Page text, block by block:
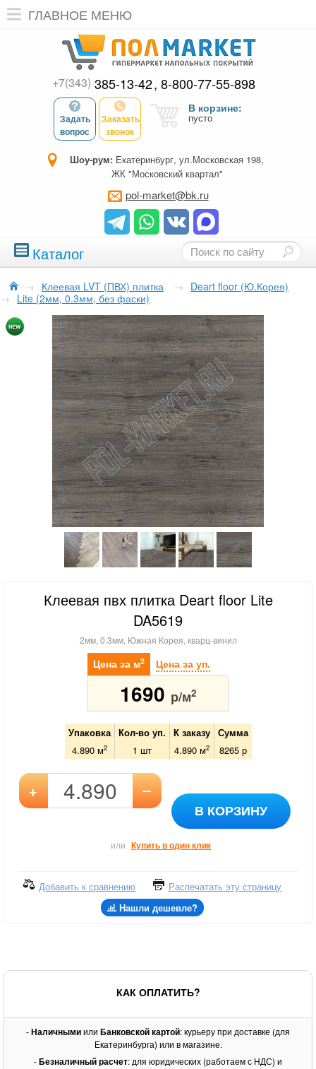
ГЛАВНОЕ МЕНЮ
+7(343) 385-13-42 8-800-77-55-898
Задать
вопрос
Заказать
звонок
В корзине:
пусто
Шоу-рум: Екатеринбург, ул.Московская 198,
ЖК "Московский квартал"
pol-market@bk.ru
Каталог
→ Клеевая LVT (ПВХ) плитка → Deart floor (Ю.Корея)
→ Lite (2мм, 0.3мм, без фаски)
Клеевая пвх плитка Deart floor Lite
DA5619
2мм, 0.3мм, Южная Корея, кварц-винил
Цена за м2 Цена за уп.
1690 р/м2
Упаковка Кол-во уп. К заказу
Сумма
4.890 м2 1 шт 4.890м2 8265р
+ –
В КОРЗИНУ
или Купить в один клик
Добавить к сравнению
Распечатать эту страницу
Нашли дешевле?
КАК ОПЛАТИТЬ?
-Наличнымиили Банковской картой: курьеру при доставке (для
Екатеринбурга) или в магазине.
-Безналичный расчет: для юридических (работаем с НДС) и